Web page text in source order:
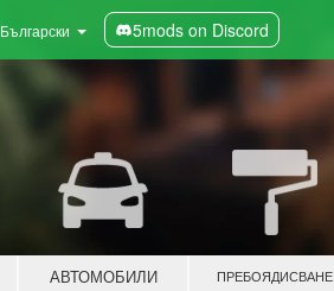
Български 5mods on Discord
АВТОМОБИЛИ ПРЕБОЯДИСВАНЕ